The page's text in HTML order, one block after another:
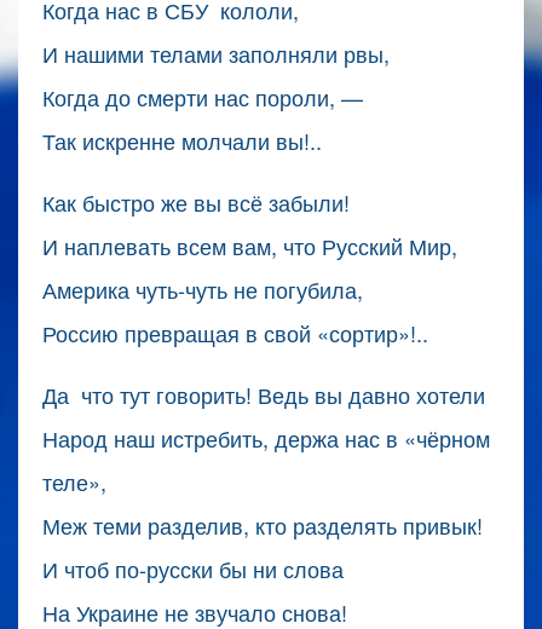
Когда нас в СБУ кололи,
И нашими телами заполняли рвы,
Когда до смерти нас пороли, —
Так искренне молчали вы!..
Как быстро же вы всё забыли!
И наплевать всем вам, что Русский Мир,
Америка чуть-чуть не погубила,
Россию превращая в свой «сортир»!..
Да что тут говорить! Ведь вы давно хотели
Народ наш истребить, держа нас в «чёрном
теле»,
Меж теми разделив, кто разделять привык!
И чтоб по-русски бы ни слова
На Украине не звучало снова!